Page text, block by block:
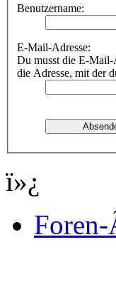
Benutzername:
E-Mail-Adresse:
Du musst die E-Mail-
die Adresse, mit der
ï»¿